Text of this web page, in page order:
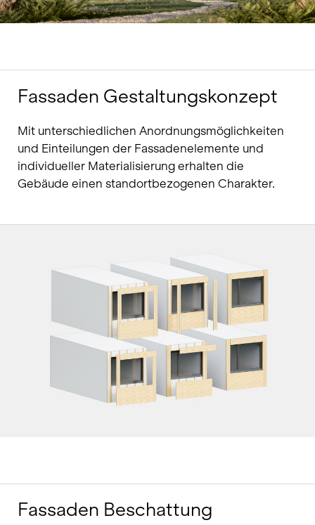
Fassaden Gestaltungskonzept
Mit unterschiedlichen Anordnungsmöglichkeiten
und Einteilungen der Fassadenelemente und
individueller Materialisierung erhalten die
Gebäude einen standortbezogenen Charakter.
Fassaden Beschattung